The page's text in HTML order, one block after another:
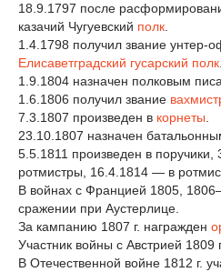
18.9.1797 после
казачий Чугуевский полк
1.4.1798 получил звание унтер-
Елисаветградский гусарский полк
1.9.1804 назначен полковым
1.6.1806 получил звание
7.3.1807 произведен в корнеты
23.10.1807 назначен
5.5.1811 произведен в
ротмистры, 16.4.1814 — в
В войнах с Францией 1805,
сражении при Аустерлице.
За кампанию 1807 г. награжден
Участник войны с Австрией 1809
В Отечественной войне 1812 г.